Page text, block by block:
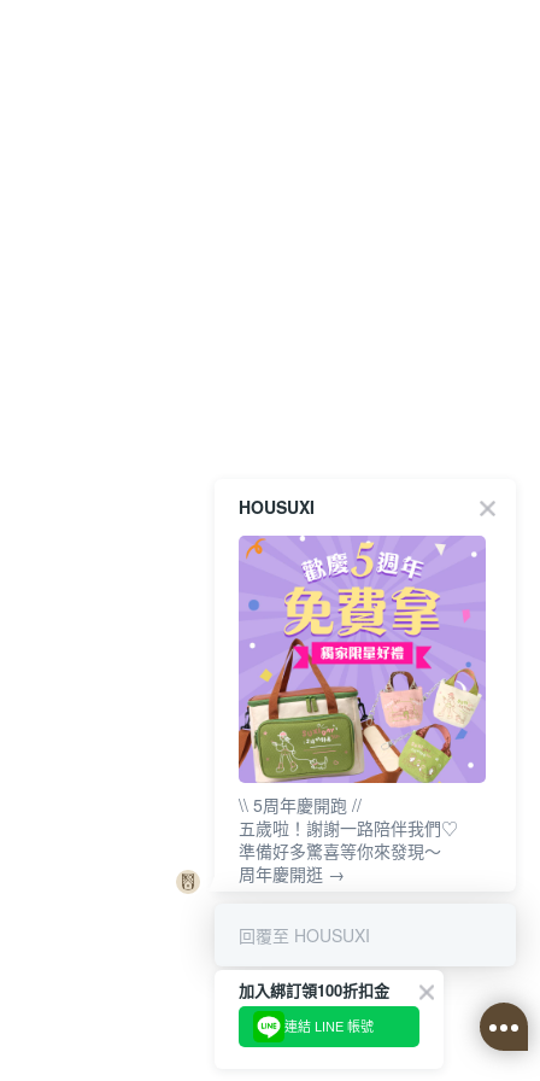
HOUSUXI
\\ 5周年慶開跑 //
五歲啦！謝謝一路陪伴我們♡
準備好多驚喜等你來發現～
周年慶開逛 →
回覆至 HOUSUXI
加入綁訂領100折扣金
連結 LINE 帳號